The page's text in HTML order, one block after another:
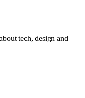
tech, design and